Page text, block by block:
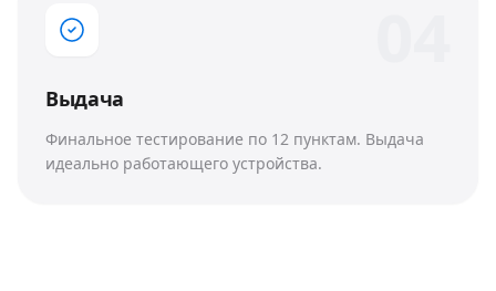
Выдача
Финальное тестирование по 12 пунктам. Выдача
идеально работающего устройства.